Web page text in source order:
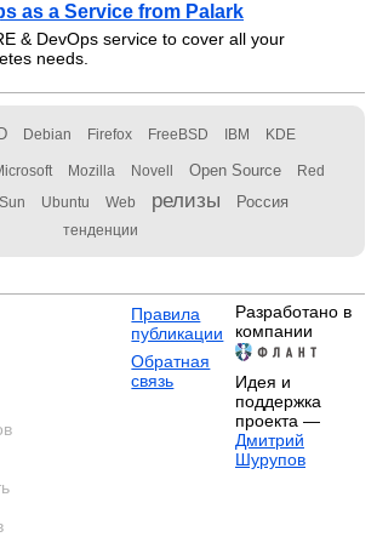
as a Service from Palark
& DevOps service to cover all your
needs.
Debian Firefox FreeBSD IBM KDE
Mozilla Novell Open Source Red
Sun Ubuntu Web релизы Россия
тенденции
Правила
публикации
Обратная
связь
Разработано в
компании
Идея и
поддержка
проекта —
Дмитрий
Шурупов